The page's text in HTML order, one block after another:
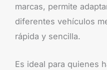
marcas, permite
diferentes vehículos
rápida y sencilla.
Es ideal para quienes